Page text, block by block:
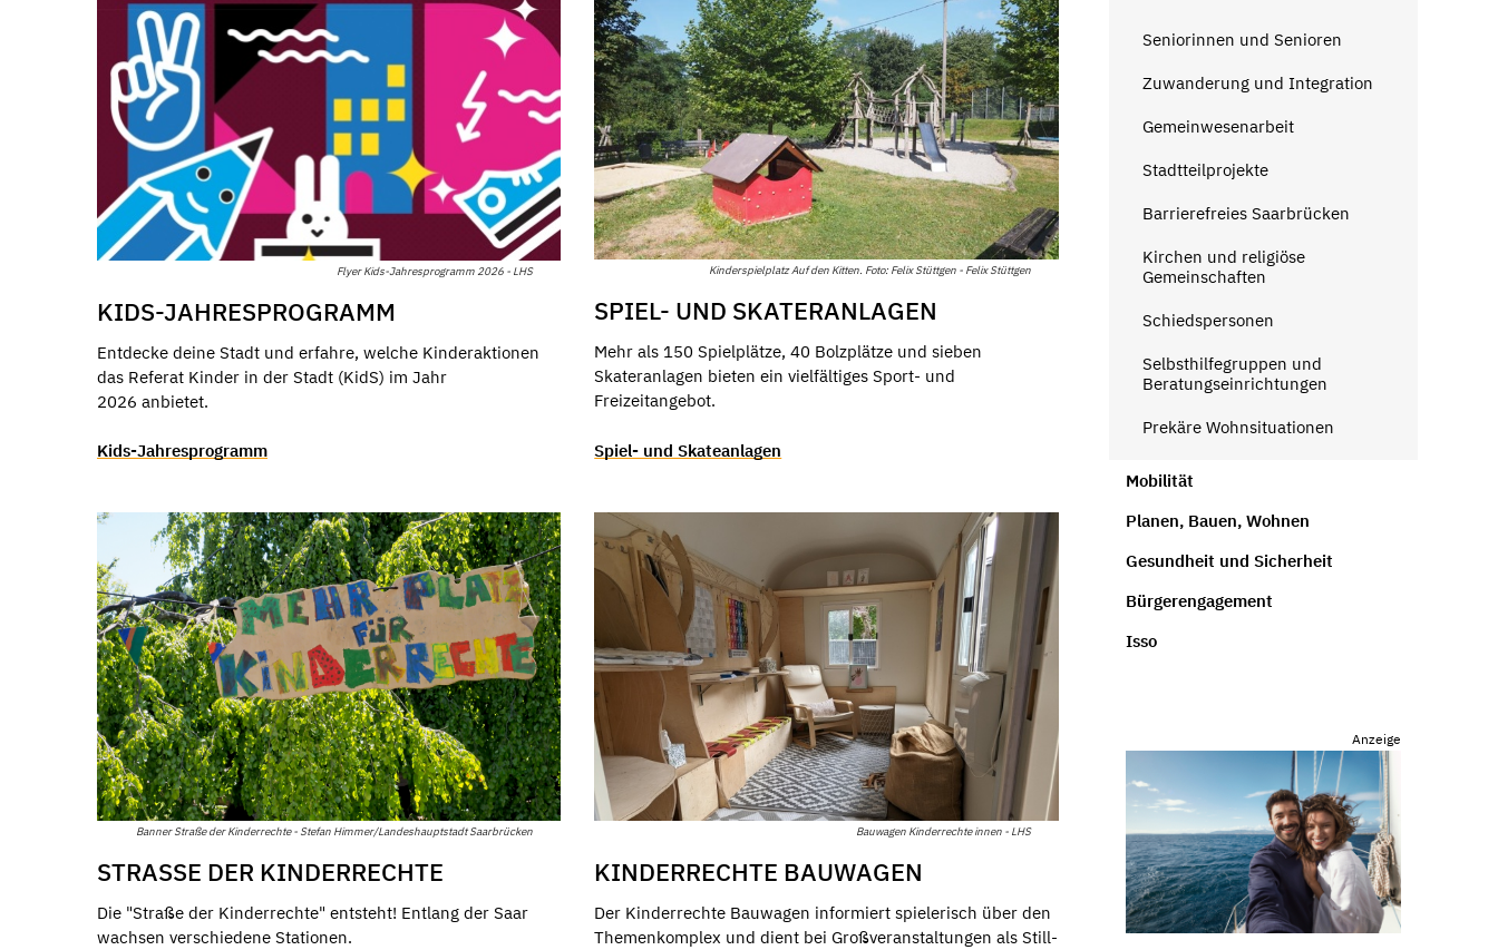
Flyer Kids-Jahresprogramm 2026 - LHS
KIDS-JAHRESPROGRAMM
Entdecke deine Stadt und erfahre, welche Kinderaktionen
das Referat Kinder in der Stadt (KidS) im Jahr
2026 anbietet.
Kids-Jahresprogramm
Kinderspielplatz Auf den Kitten. Foto: Felix Stüttgen - Felix Stüttgen
SPIEL- UND SKATERANLAGEN
Mehr als 150 Spielplätze, 40 Bolzplätze und sieben
Skateranlagen bieten ein vielfältiges Sport- und
Freizeitangebot.
Spiel- und Skateanlagen
Banner Straße der Kinderrechte - Stefan Himmer/Landeshauptstadt Saarbrücken
STRASSE DER KINDERRECHTE
Die "Straße der Kinderrechte" entsteht! Entlang der Saar
wachsen verschiedene Stationen.
Bauwagen Kinderrechte innen - LHS
KINDERRECHTE BAUWAGEN
Der Kinderrechte Bauwagen informiert spielerisch über den
Themenkomplex und dient bei Großveranstaltungen als Still-
Seniorinnen und Senioren
Zuwanderung und Integration
Gemeinwesenarbeit
Stadtteilprojekte
Barrierefreies Saarbrücken
Kirchen und religiöse
Gemeinschaften
Schiedspersonen
Selbsthilfegruppen und
Beratungseinrichtungen
Prekäre Wohnsituationen
Mobilität
Planen, Bauen, Wohnen
Gesundheit und Sicherheit
Bürgerengagement
Isso
Anzeige